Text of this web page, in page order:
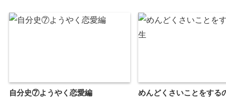
自分史⑦ようやく恋愛編 めんどくさいことをする